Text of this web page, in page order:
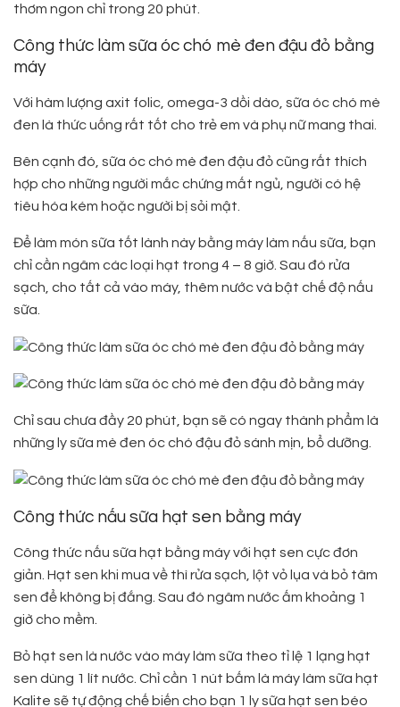
thơm ngon chỉ trong 20 phút.
Công thức làm sữa óc chó mè đen đậu đỏ bằng
máy
Với hàm lượng axit folic, omega-3 dồi dào, sữa óc chó mè
đen là thức uống rất tốt cho trẻ em và phụ nữ mang thai.
Bên cạnh đó, sữa óc chó mè đen đậu đỏ cũng rất thích
hợp cho những người mắc chứng mất ngủ, người có hệ
tiêu hóa kém hoặc người bị sỏi mật.
Để làm món sữa tốt lành này bằng máy làm nấu sữa, bạn
chỉ cần ngâm các loại hạt trong 4 – 8 giờ. Sau đó rửa
sạch, cho tất cả vào máy, thêm nước và bật chế độ nấu
sữa.
Chỉ sau chưa đầy 20 phút, bạn sẽ có ngay thành phẩm là
những ly sữa mè đen óc chó đậu đỏ sánh mịn, bổ dưỡng.
Công thức nấu sữa hạt sen bằng máy
Công thức nấu sữa hạt bằng máy với hạt sen cực đơn
giản. Hạt sen khi mua về thì rửa sạch, lột vỏ lụa và bỏ tâm
sen để không bị đắng. Sau đó ngâm nước ấm khoảng 1
giờ cho mềm.
Bỏ hạt sen là nước vào máy làm sữa theo tỉ lệ 1 lạng hạt
sen dùng 1 lít nước. Chỉ cần 1 nút bấm là máy làm sữa hạt
Kalite sẽ tự động chế biến cho bạn 1 ly sữa hạt sen béo